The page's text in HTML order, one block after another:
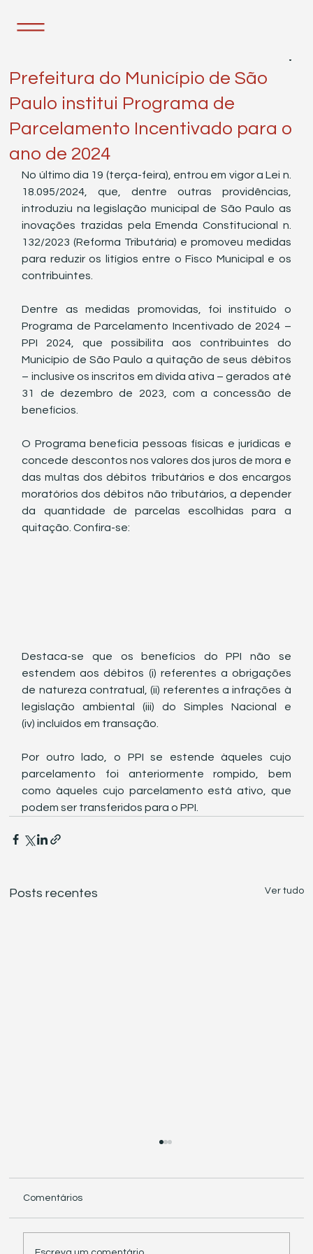
Prefeitura do Município de São
Paulo institui Programa de
Parcelamento Incentivado para o
ano de 2024
No último dia 19 (terça-feira), entrou em vigor a Lei n.
18.095/2024, que, dentre outras providências,
introduziu na legislação municipal de São Paulo as
inovações trazidas pela Emenda Constitucional n.
132/2023 (Reforma Tributária) e promoveu medidas
para reduzir os litígios entre o Fisco Municipal e os
contribuintes.
Dentre as medidas promovidas, foi instituído o
Programa de Parcelamento Incentivado de 2024 –
PPI 2024, que possibilita aos contribuintes do
Município de São Paulo a quitação de seus débitos
– inclusive os inscritos em dívida ativa – gerados até
31 de dezembro de 2023, com a concessão de
benefícios.
O Programa beneficia pessoas físicas e jurídicas e
concede descontos nos valores dos juros de mora e
das multas dos débitos tributários e dos encargos
moratórios dos débitos não tributários, a depender
da quantidade de parcelas escolhidas para a
quitação. Confira-se:
Destaca-se que os benefícios do PPI não se
estendem aos débitos (i) referentes a obrigações
de natureza contratual, (ii) referentes a infrações à
legislação ambiental (iii) do Simples Nacional e
(iv) incluídos em transação.
Por outro lado, o PPI se estende àqueles cujo
parcelamento foi anteriormente rompido, bem
como àqueles cujo parcelamento está ativo, que
podem ser transferidos para o PPI.
Posts recentes Ver tudo
Comentários